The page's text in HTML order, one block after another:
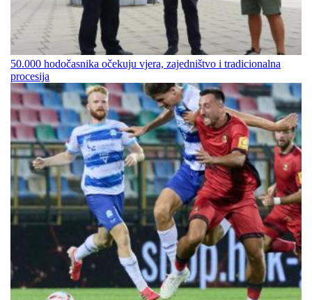
50.000 hodočasnika očekuju vjera, zajedništvo i tradicionalna
procesija